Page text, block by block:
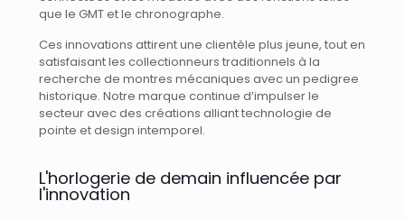
que le GMT et le chronographe.
Ces innovations attirent une clientèle plus jeune, tout en
satisfaisant les collectionneurs traditionnels à la
recherche de montres mécaniques avec un pedigree
historique. Notre marque continue d’impulser le
secteur avec des créations alliant technologie de
pointe et design intemporel.
L'horlogerie de demain influencée par
l'innovation